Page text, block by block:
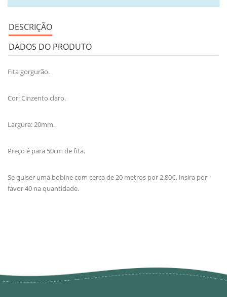
DESCRIÇÃO
DADOS DO PRODUTO
Fita gorgurão.
Cor: Cinzento claro.
Largura: 20mm.
Preço é para 50cm de fita.
Se quiser uma bobine com cerca de 20 metros por 2.80€, insira por
favor 40 na quantidade.